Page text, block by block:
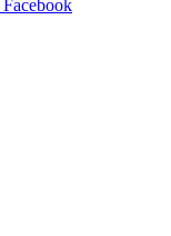
Facebook